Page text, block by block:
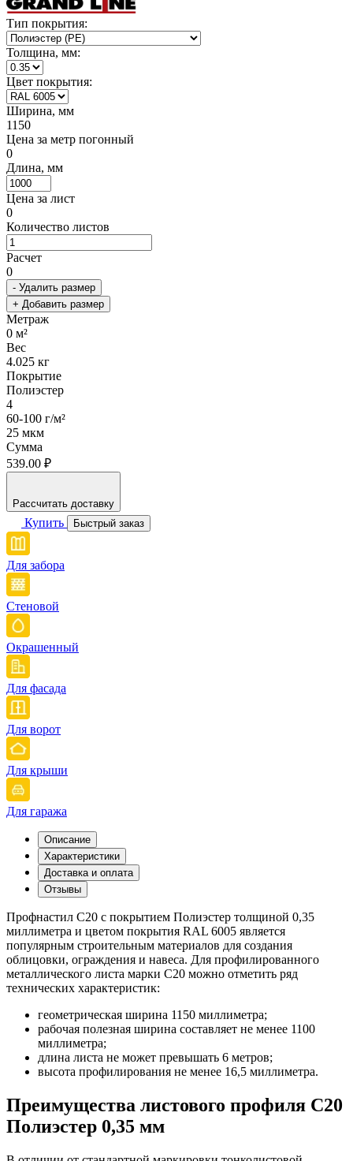
Тип покрытия:
Толщина, мм:
Цвет покрытия:
Ширина, мм
1150
Цена за метр погонный
0
Длина, мм
Цена за лист
0
Количество листов
Расчет
0
- Удалить размер
+ Добавить размер
Метраж
0 м²
Вес
4.025 кг
Покрытие
Полиэстер
4
60-100 г/м²
25 мкм
Сумма
539.00 ₽
Рассчитать доставку
Купить Быстрый заказ
Для забора
Стеновой
Окрашенный
Для фасада
Для ворот
Для крыши
Для гаража
Описание
Характеристики
Доставка и оплата
Отзывы
Профнастил С20 с покрытием Полиэстер толщиной 0,35
миллиметра и цветом покрытия RAL 6005 является
популярным строительным материалов для создания
облицовки, ограждения и навеса. Для профилированного
металлического листа марки С20 можно отметить ряд
технических характеристик:
геометрическая ширина 1150 миллиметра;
рабочая полезная ширина составляет не менее 1100
миллиметра;
длина листа не может превышать 6 метров;
высота профилирования не менее 16,5 миллиметра.
Преимущества листового профиля С20
Полиэстер 0,35 мм